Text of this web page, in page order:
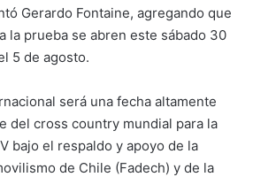
Gerardo Fontaine, agregando que
la prueba se abren este sábado 30
5 de agosto.
será una fecha altamente
del cross country mundial para la
bajo el respaldo y apoyo de la
de Chile (Fadech) y de la